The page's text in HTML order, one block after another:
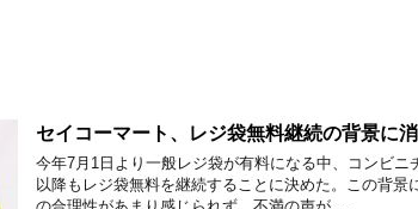
セイコーマート、レジ袋無料継続の背景に
今年7月1日より一般レジ袋が有料になる中、コンビニ
以降もレジ袋無料を継続することに決めた。この背景